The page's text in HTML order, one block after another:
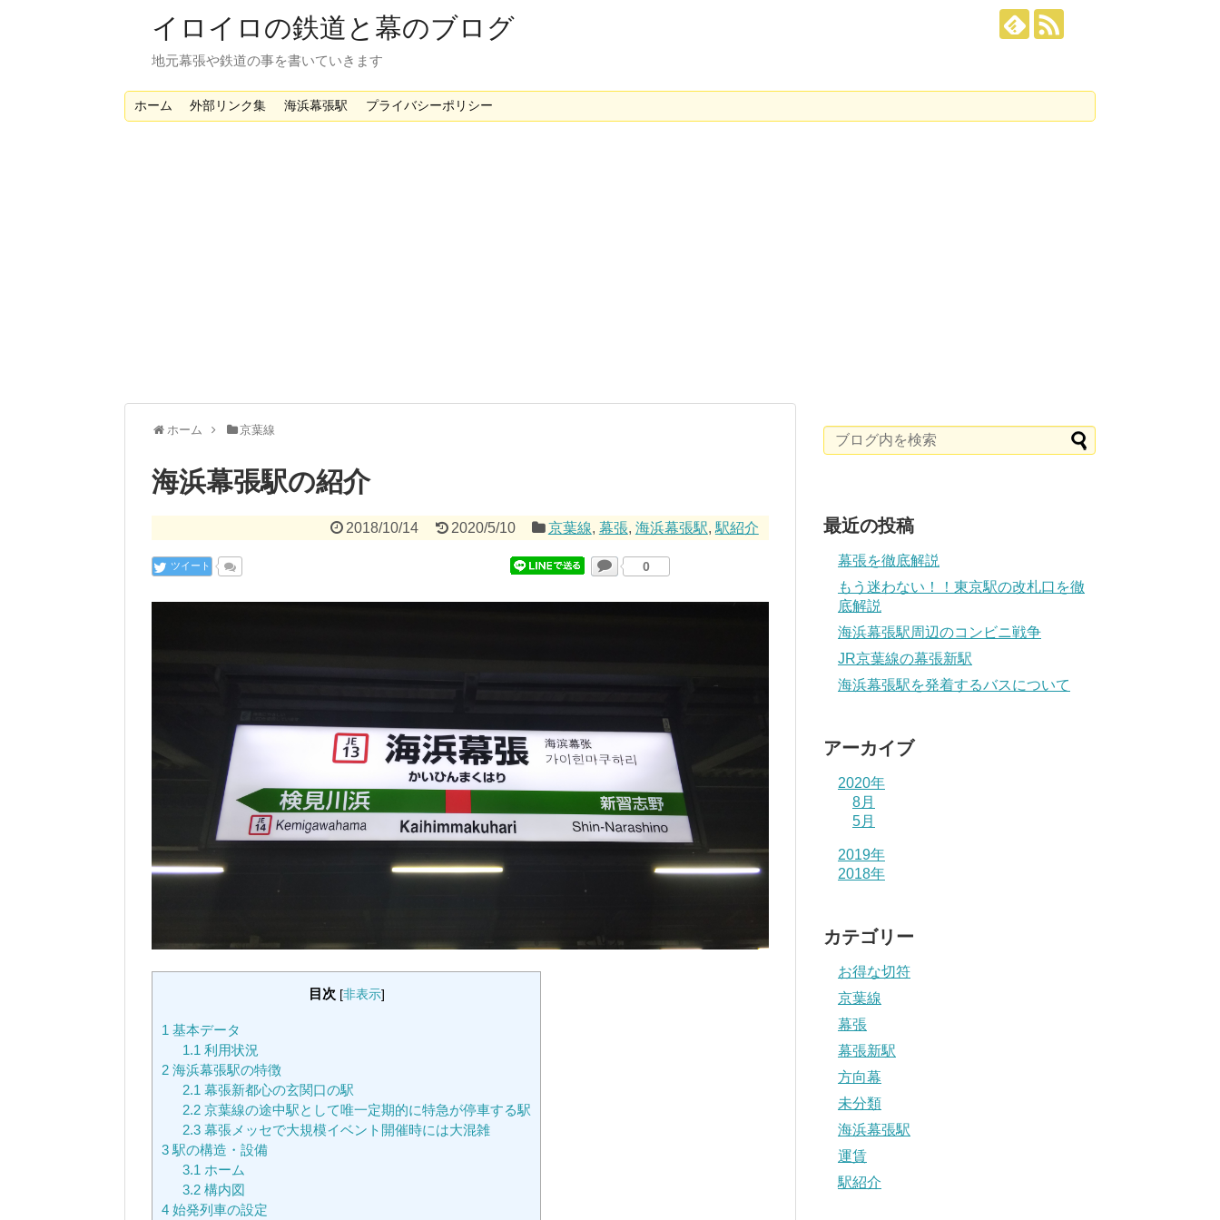
イロイロの鉄道と幕のブログ
地元幕張や鉄道の事を書いていきます
ホーム 外部リンク集 海浜幕張駅 プライバシーポリシー
ホーム 京葉線
海浜幕張駅の紹介
2018/10/14 2020/5/10 京葉線, 幕張, 海浜幕張駅, 駅紹介
ツイート 0
目次 [非表示]
1 基本データ
1.1 利用状況
2 海浜幕張駅の特徴
2.1 幕張新都心の玄関口の駅
2.2京葉線の途中駅として唯一定期的に特急が停車する駅
2.3幕張メッセで大規模イベント開催時には大混雑
3 駅の構造・設備
3.1 ホーム
3.2構内図
4 始発列車の設定
最近の投稿
幕張を徹底解説
もう迷わない！！東京駅の改札口を徹
底解説
海浜幕張駅周辺のコンビニ戦争
JR京葉線の幕張新駅
海浜幕張駅を発着するバスについて
アーカイブ
2020年
8月
5月
2019年
2018年
カテゴリー
お得な切符
京葉線
幕張
幕張新駅
方向幕
未分類
海浜幕張駅
運賃
駅紹介